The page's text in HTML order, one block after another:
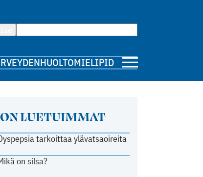
MIELIPIDE
LUETUIMMAT
tarkoittaa ylävatsaoireita
on silsa?